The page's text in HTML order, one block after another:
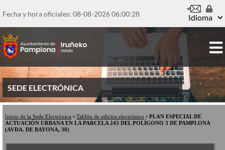
al
principal
Fecha y hora oficiales: 08-08-202606:00:28 Idioma
SEDE ELECTRÓNICA
Inicio de la Sede Electrónica Tablón de edictos electrónico
PLAN ESPECIAL DE
ACTUACIÓN URBANA EN LA PARCELA 243 DEL POLÍGONO 3 DE PAMPLONA
(AVDA. DE BAYONA, 38)